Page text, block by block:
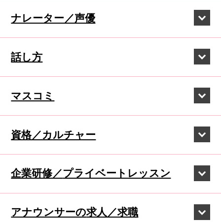
ナレーター／声優
話し方
マスコミ
資格／カルチャー
企業研修／プライベートレッスン
アナウンサーの求人／求職